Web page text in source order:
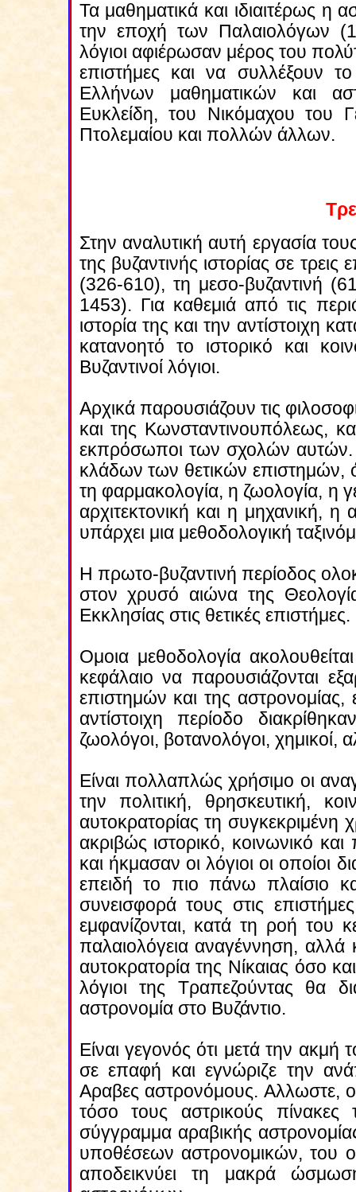
Τα μαθηματικά και ιδιαιτέρως
την εποχή των Παλαιολόγων
λόγιοι αφιέρωσαν μέρος του
επιστήμες και να συλλέξουν
Ελλήνων μαθηματικών και
Ευκλείδη, του Νικόμαχου του
Πτολεμαίου και πολλών άλλων.
Στην αναλυτική αυτή εργασία
της βυζαντινής ιστορίας σε
(326-610), τη μεσο-βυζαντινή
1453). Για καθεμιά από τις
ιστορία της και την αντίστοιχη
κατανοητό το ιστορικό και
Βυζαντινοί λόγιοι.
Αρχικά παρουσιάζουν τις
και της Κωνσταντινουπόλεως,
εκπρόσωποι των σχολών αυτών.
κλάδων των θετικών επιστημών,
τη φαρμακολογία, η ζωολογία, η
αρχιτεκτονική και η μηχανική,
υπάρχει μια μεθοδολογική
Η πρωτο-βυζαντινή περίοδος
στον χρυσό αιώνα της
Εκκλησίας στις θετικές επιστήμες.
Ομοια μεθοδολογία
κεφάλαιο να παρουσιάζονται
επιστημών και της αστρονομίας,
αντίστοιχη περίοδο
ζωολόγοι, βοτανολόγοι, χημικοί,
Είναι πολλαπλώς χρήσιμο οι
την πολιτική, θρησκευτική,
αυτοκρατορίας τη συγκεκριμένη
ακριβώς ιστορικό, κοινωνικό
και ήκμασαν οι λόγιοι οι οποίοι
επειδή το πιο πάνω πλαίσιο
συνεισφορά τους στις
εμφανίζονται, κατά τη ροή του
παλαιολόγεια αναγέννηση, αλλά
αυτοκρατορία της Νίκαιας όσο
λόγιοι της Τραπεζούντας θα
αστρονομία στο Βυζάντιο.
Είναι γεγονός ότι μετά την ακμή
σε επαφή και εγνώριζε την
Αραβες αστρονόμους. Αλλωστε,
τόσο τους αστρικούς
σύγγραμμα αραβικής
υποθέσεων αστρονομικών, του
αποδεικνύει τη μακρά